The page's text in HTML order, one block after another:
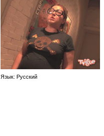
Язык: Русский